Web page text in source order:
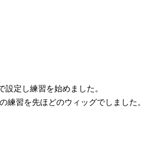
定し練習を始めました。
習を先ほどのウィッグでしました。